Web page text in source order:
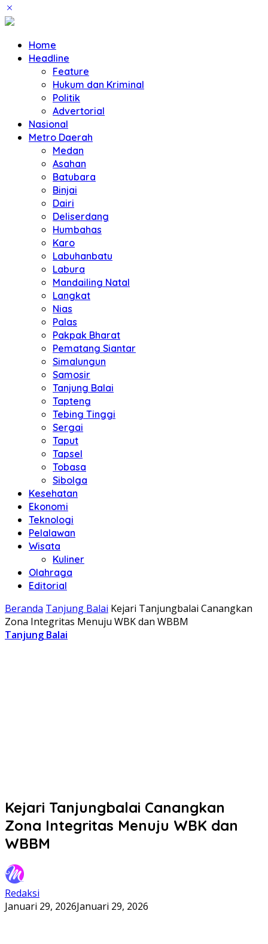
Home
Headline
Feature
Hukum dan Kriminal
Politik
Advertorial
Nasional
Metro Daerah
Medan
Asahan
Batubara
Binjai
Dairi
Deliserdang
Humbahas
Karo
Labuhanbatu
Labura
Mandailing Natal
Langkat
Nias
Palas
Pakpak Bharat
Pematang Siantar
Simalungun
Samosir
Tanjung Balai
Tapteng
Tebing Tinggi
Sergai
Taput
Tapsel
Tobasa
Sibolga
Kesehatan
Ekonomi
Teknologi
Pelalawan
Wisata
Kuliner
Olahraga
Editorial
Beranda Tanjung Balai Kejari Tanjungbalai Canangkan
Zona Integritas Menuju WBK dan WBBM
Tanjung Balai
Kejari Tanjungbalai Canangkan
Zona Integritas Menuju WBK dan
WBBM
Redaksi
Januari 29, 2026Januari 29, 2026